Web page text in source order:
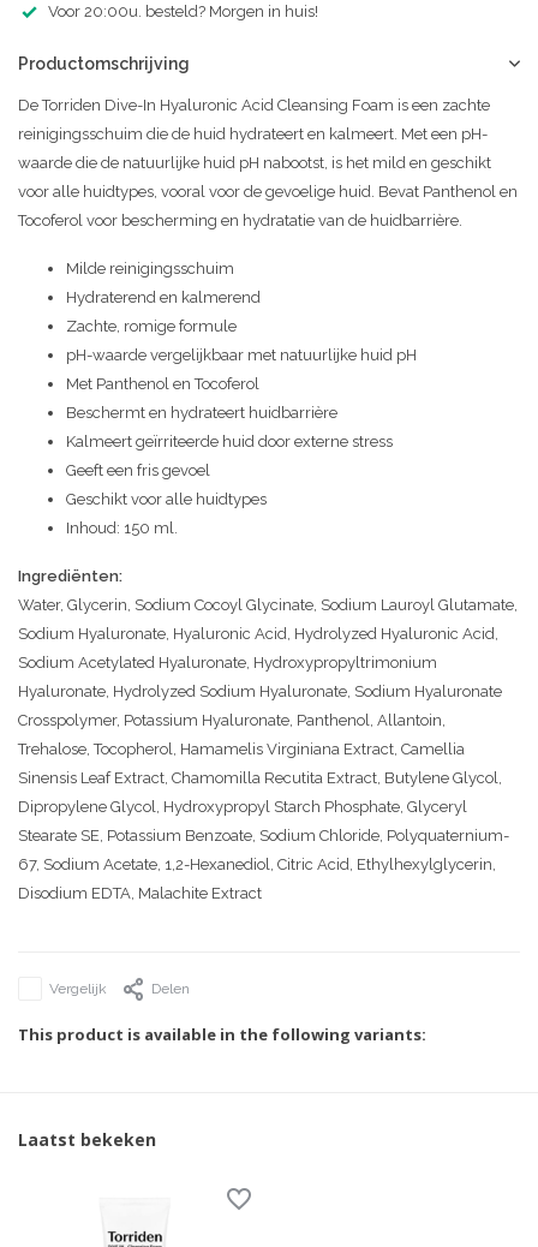
Voor 20:00u. besteld? Morgen in huis!
Productomschrijving
De Torriden Dive-In Hyaluronic Acid Cleansing Foam is een zachte
reinigingsschuim die de huid hydrateert en kalmeert. Met een pH-
waarde die de natuurlijke huid pH nabootst, is het mild en geschikt
voor alle huidtypes, vooral voor de gevoelige huid. Bevat Panthenol en
Tocoferol voor bescherming en hydratatie van de huidbarrière.
Milde reinigingsschuim
Hydraterend en kalmerend
Zachte, romige formule
pH-waarde vergelijkbaar met natuurlijke huid pH
Met Panthenol en Tocoferol
Beschermt en hydrateert huidbarrière
Kalmeert geïrriteerde huid door externe stress
Geeft een fris gevoel
Geschikt voor alle huidtypes
Inhoud: 150 ml.
Ingrediënten:
Water, Glycerin, Sodium Cocoyl Glycinate, Sodium Lauroyl Glutamate,
Sodium Hyaluronate, Hyaluronic Acid, Hydrolyzed Hyaluronic Acid,
Sodium Acetylated Hyaluronate, Hydroxypropyltrimonium
Hyaluronate, Hydrolyzed Sodium Hyaluronate, Sodium Hyaluronate
Crosspolymer, Potassium Hyaluronate, Panthenol, Allantoin,
Trehalose, Tocopherol, Hamamelis Virginiana Extract, Camellia
Sinensis Leaf Extract, Chamomilla Recutita Extract, Butylene Glycol,
Dipropylene Glycol, Hydroxypropyl Starch Phosphate, Glyceryl
Stearate SE, Potassium Benzoate, Sodium Chloride, Polyquaternium-
67, Sodium Acetate, 1,2-Hexanediol, Citric Acid, Ethylhexylglycerin,
Disodium EDTA, Malachite Extract
Vergelijk Delen
This product is available in the following variants:
Laatst bekeken